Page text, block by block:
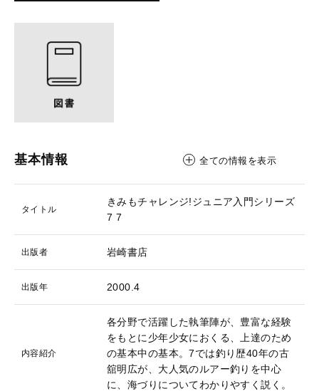
基本情報 全ての情報を表示
タイトル
きみもチャレンジ!ジュニア入門シリーズ
7 7
出版者 岩崎書店
出版年 2000.4
内容紹介
各分野で活躍した執筆陣が、豊富な経験
をもとに少年少女におくる、上達のため
の基本中の基本。7では釣り歴40年の古
舘明広が、大人気のルアー釣りを中心
に、海づりについてわかりやすく説く。